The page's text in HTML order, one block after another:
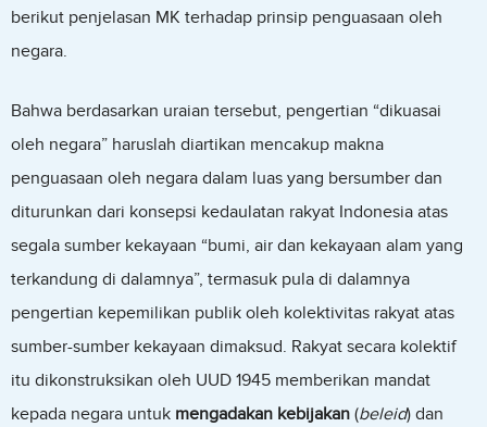
berikut penjelasan MK terhadap prinsip penguasaan oleh
negara.
Bahwa berdasarkan uraian tersebut, pengertian “dikuasai
oleh negara” haruslah diartikan mencakup makna
penguasaan oleh negara dalam luas yang bersumber dan
diturunkan dari konsepsi kedaulatan rakyat Indonesia atas
segala sumber kekayaan “bumi, air dan kekayaan alam yang
terkandung di dalamnya”, termasuk pula di dalamnya
pengertian kepemilikan publik oleh kolektivitas rakyat atas
sumber-sumber kekayaan dimaksud. Rakyat secara kolektif
itu dikonstruksikan oleh UUD 1945 memberikan mandat
kepada negara untuk mengadakan kebijakan (beleid) dan